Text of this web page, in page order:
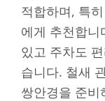
적합하며, 특
에게 추천합
있고 주차도
습니다. 철새
쌍안경을 준비